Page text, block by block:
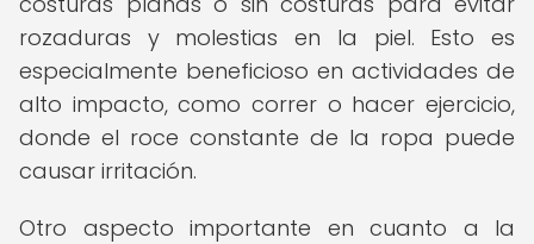
rozaduras y molestias en la piel. Esto es
especialmente beneficioso en actividades de
alto impacto, como correr o hacer ejercicio,
donde el roce constante de la ropa puede
causar irritación.
Otro aspecto importante en cuanto a la